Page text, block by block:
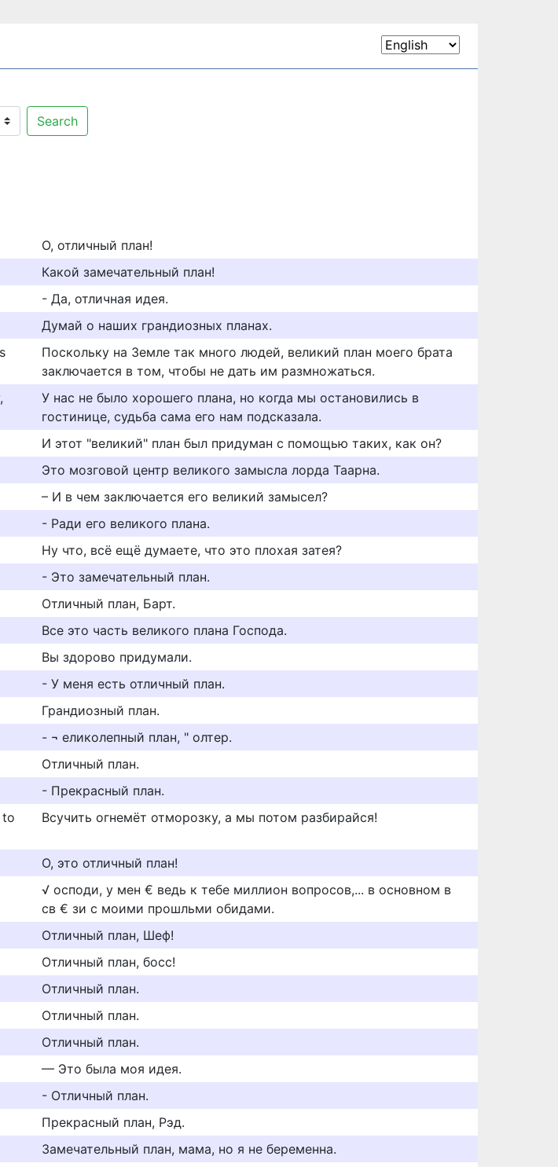
Search
О, отличный план!
Какой замечательный план!
- Да, отличная идея.
Думай о наших грандиозных планах.
Поскольку на Земле так много людей, великий план моего брата
заключается в том, чтобы не дать им размножаться.
У нас не было хорошего плана, но когда мы остановились в
гостинице, судьба сама его нам подсказала.
И этот "великий" план был придуман с помощью таких, как он?
Это мозговой центр великого замысла лорда Таарна.
– И в чем заключается его великий замысел?
- Ради его великого плана.
Ну что, всё ещё думаете, что это плохая затея?
- Это замечательный план.
Отличный план, Барт.
Все это часть великого плана Господа.
Вы здорово придумали.
- У меня есть отличный план.
Грандиозный план.
- ¬ еликолепный план, " олтер.
Отличный план.
- Прекрасный план.
to
Всучить огнемёт отморозку, а мы потом разбирайся!
О, это отличный план!
√ осподи, у мен € ведь к тебе миллион вопросов,... в основном в
св € зи с моими прошльми обидами.
Отличный план, Шеф!
Отличный план, босс!
Отличный план.
Отличный план.
Отличный план.
— Это была моя идея.
- Отличный план.
Прекрасный план, Рэд.
Замечательный план, мама, но я не беременна.